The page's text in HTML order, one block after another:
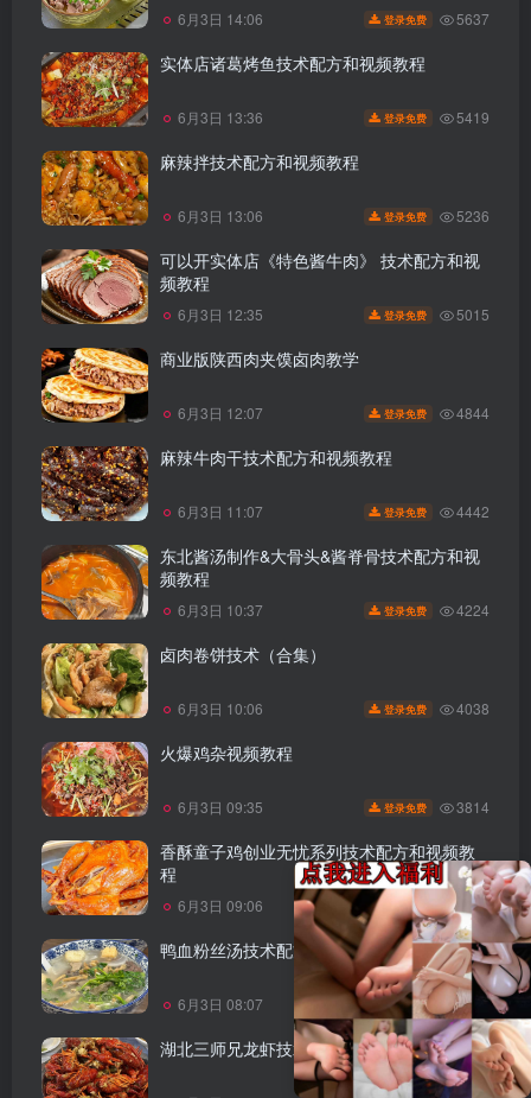
6月3日 14:06 登录免费 5637
实体店诸葛烤鱼技术配方和视频教程
6月3日 13:36 登录免费 5419
麻辣拌技术配方和视频教程
6月3日 13:06 登录免费 5236
可以开实体店《特色酱牛肉》 技术配方和视
频教程
6月3日 12:35 登录免费 5015
商业版陕西肉夹馍卤肉教学
6月3日 12:07 登录免费 4844
麻辣牛肉干技术配方和视频教程
6月3日 11:07 登录免费 4442
东北酱汤制作&大骨头&酱脊骨技术配方和视
频教程
6月3日 10:37 登录免费 4224
卤肉卷饼技术（合集）
6月3日 10:06 登录免费 4038
火爆鸡杂视频教程
6月3日 09:35 登录免费 3814
香酥童子鸡创业无忧系列技术配方和视频教
程
6月3日 09:06 登录免费 3639
鸭血粉丝汤技术配方和视频教程
6月3日 08:07 登录免费 3242
湖北三师兄龙虾技术